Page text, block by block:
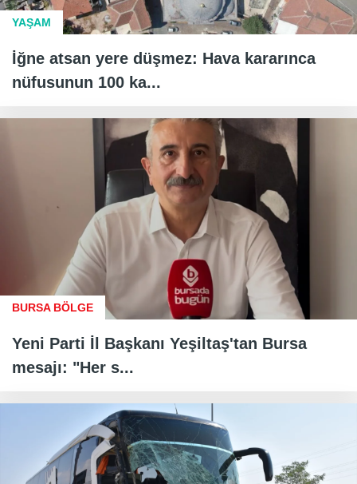
YAŞAM
İğne atsan yere düşmez: Hava kararınca
nüfusunun 100 ka...
BURSA BÖLGE
Yeni Parti İl Başkanı Yeşiltaş'tan Bursa
mesajı: "Her s...